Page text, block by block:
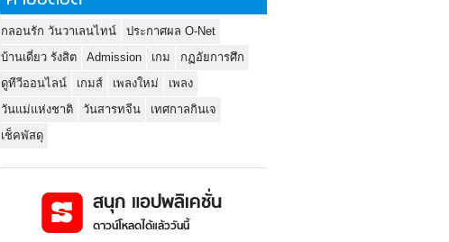
กลอนรัก วันวาเลนไทน์
ประกาศผล O-Net
บ้านเดี่ยว รังสิต
Admission เกม
กฏอัยการศึก
ดูทีวีออนไลน์
เกมส์ เพลงใหม่
เพลง
วันแม่แห่งชาติ
วันสารทจีน
เทศกาลกินเจ
เช็คพัสดุ
สนุก แอปพลิเคชั่น
ดาวน์โหลดได้แล้ววันนี้